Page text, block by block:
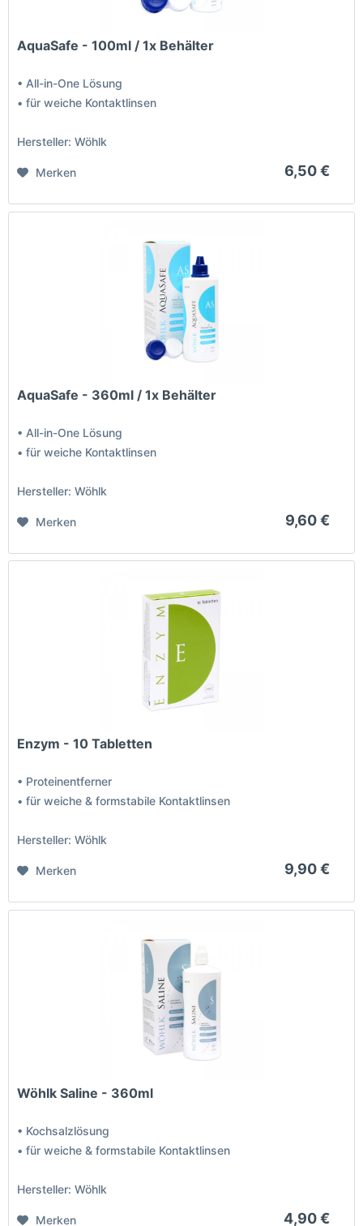
AquaSafe - 100ml / 1x Behälter
• All-in-One Lösung
• für weiche Kontaktlinsen
Hersteller: Wöhlk
6,50 €
Merken
AquaSafe - 360ml / 1x Behälter
• All-in-One Lösung
• für weiche Kontaktlinsen
Hersteller: Wöhlk
9,60 €
Merken
Enzym - 10 Tabletten
• Proteinentferner
• für weiche & formstabile Kontaktlinsen
Hersteller: Wöhlk
9,90 €
Merken
Wöhlk Saline - 360ml
• Kochsalzlösung
• für weiche & formstabile Kontaktlinsen
Hersteller: Wöhlk
4,90 €
Merken